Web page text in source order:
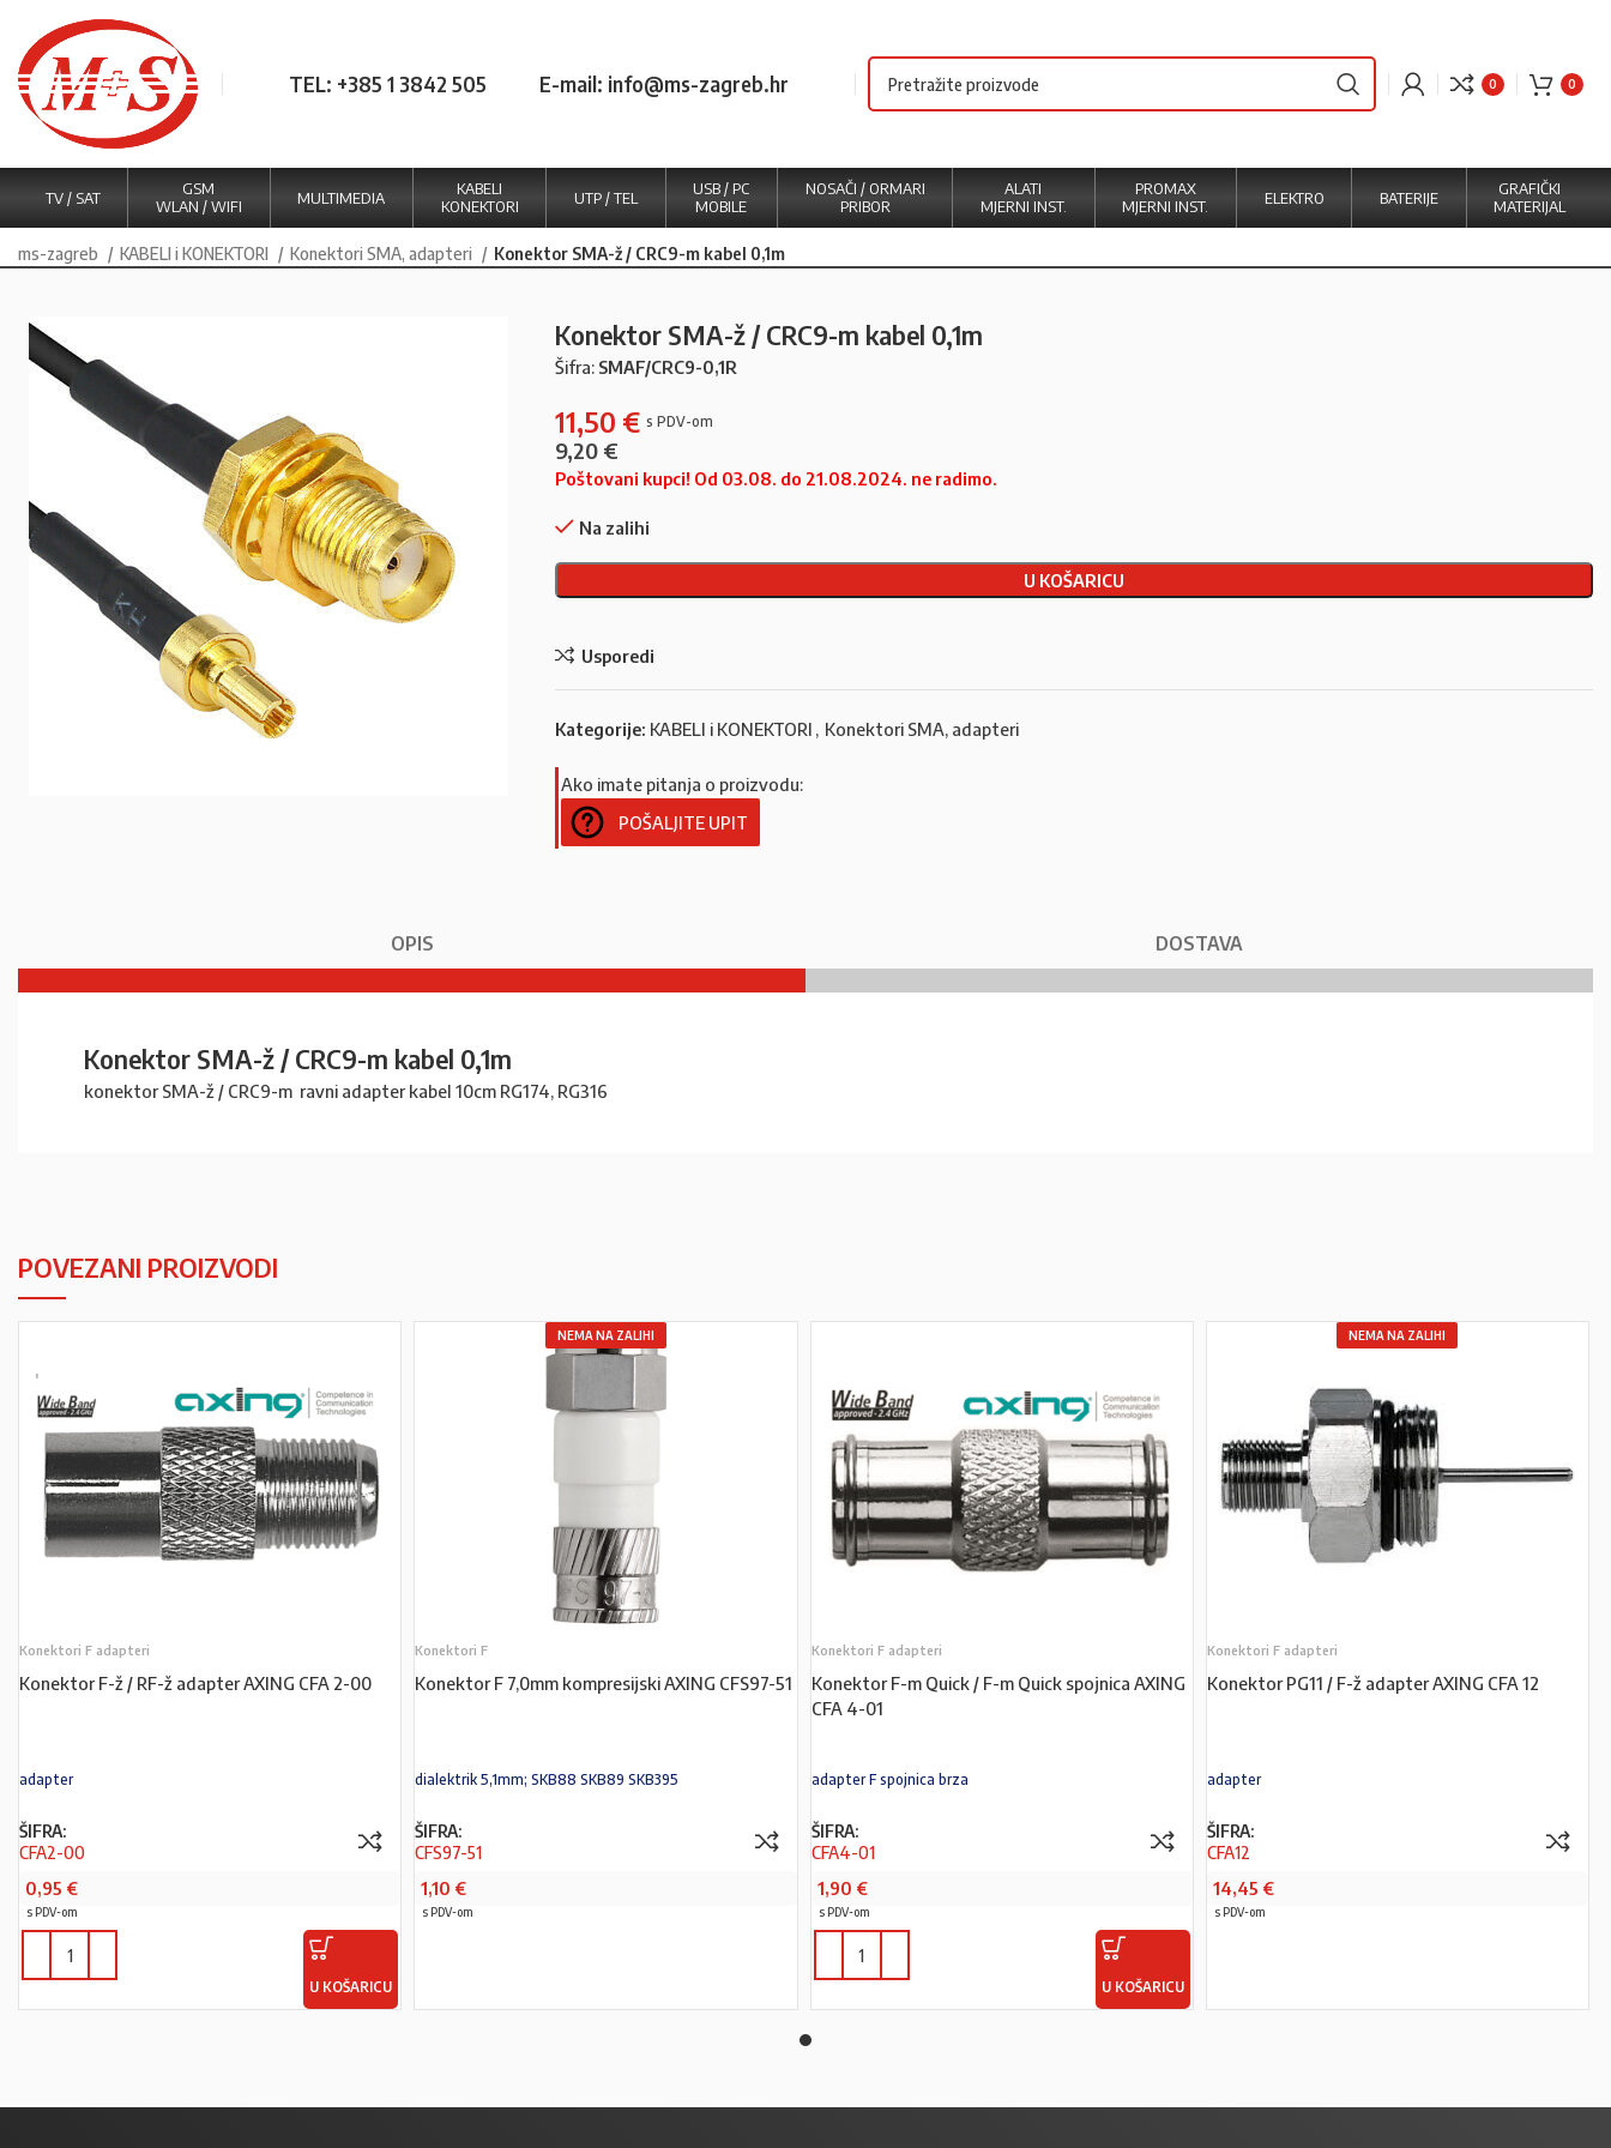
TEL: +385 1 3842 505 E-mail: info@ms-zagreb.hr 0 0
TV / SAT
GSM
WLAN / WIFI
MULTIMEDIA
KABELI
KONEKTORI
UTP / TEL
USB / PC
MOBILE
NOSAČI / ORMARI
PRIBOR
ALATI
MJERNI INST.
PROMAX
MJERNI INST.
ELEKTRO BATERIJE
GRAFIČKI
MATERIJAL
ms-zagreb KABELI i KONEKTORI Konektori SMA, adapteri Konektor SMA-ž / CRC9-m kabel 0,1m
Konektor SMA-ž / CRC9-m kabel 0,1m
Šifra: SMAF/CRC9-0,1R
11,50 €
9,20 €
Poštovani kupci! Od 03.08. do 21.08.2024. ne radimo.
Na zalihi
U KOŠARICU
Usporedi
Kategorije: KABELI i KONEKTORI , Konektori SMA, adapteri
Ako imate pitanja o proizvodu:
POŠALJITE UPIT
OPIS DOSTAVA
Konektor SMA-ž / CRC9-m kabel 0,1m
konektor SMA-ž / CRC9-m ravni adapter kabel 10cm RG174, RG316
POVEZANI PROIZVODI
Konektori F adapteri
Konektor F-ž / RF-ž adapter AXING CFA 2-00
adapter
ŠIFRA:
CFA2-00
0,95 €
s PDV-om
U KOŠARICU
NEMA NA ZALIHI
Konektori F
Konektor F 7,0mm kompresijski AXING CFS97-51
dialektrik 5,1mm; SKB88 SKB89 SKB395
ŠIFRA:
CFS97-51
1,10 €
s PDV-om
Konektori F adapteri
Konektor F-m Quick / F-m Quick spojnica AXING
CFA 4-01
adapter F spojnica brza
ŠIFRA:
CFA4-01
1,90 €
s PDV-om
U KOŠARICU
NEMA NA ZALIHI
Konektori F adapteri
Konektor PG11 / F-ž adapter AXING CFA 12
adapter
ŠIFRA:
CFA12
14,45 €
s PDV-om